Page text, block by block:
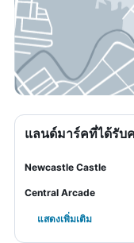
แลนด์มาร์คที่ได้รับ
Newcastle Castle
Central Arcade
แสดงเพิ่มเติม